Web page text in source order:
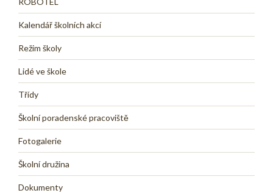
Kalendář školních akcí
Režim školy
Lidé ve škole
Třídy
Školní poradenské pracoviště
Fotogalerie
Školní družina
Dokumenty